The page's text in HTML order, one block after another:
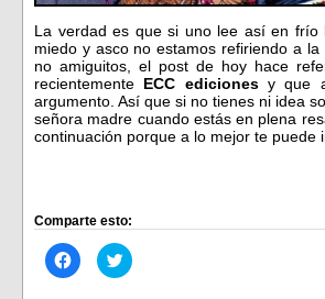
La verdad es que si uno lee así en
miedo y asco no estamos refiriendo a
no amiguitos, el post de hoy hace
recientemente ECC edicionesy que a
argumento. Así que si no tienes ni idea
señora madre cuando estás en plena
continuación porque a lo mejor te
Comparte esto:
Haz
clic
Haz
clic